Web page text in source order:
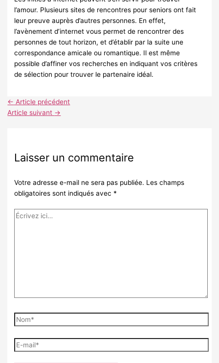
l’amour. Plusieurs sites de rencontres pour seniors ont fait
leur preuve auprès d’autres personnes. En effet,
l’avènement d’internet vous permet de rencontrer des
personnes de tout horizon, et d’établir par la suite une
correspondance amicale ou romantique. Il est même
possible d’affiner vos recherches en indiquant vos critères
de sélection pour trouver le partenaire idéal.
← Article précédent
Article suivant →
Laisser un commentaire
Votre adresse e-mail ne sera pas publiée. Les champs
obligatoires sont indiqués avec *
Écrivez
Nom*
E-
mail*